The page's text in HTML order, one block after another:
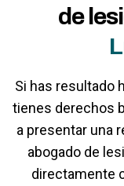
de
Si has resultado
tienes derechos
a presentar una
abogado de
directamente